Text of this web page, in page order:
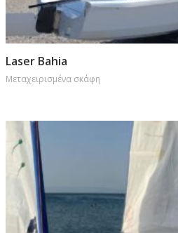
Προσθήκη στο καλάθι
Laser Bahia
Μεταχειρισμένα σκάφη